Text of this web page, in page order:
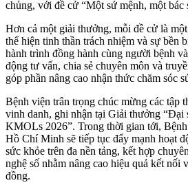
chủng, với đề cử “Một sứ mệnh, một bác
Hơn cả một giải thưởng, mỗi đề cử là
thể hiện tinh thần trách nhiệm và sự bền
hành trình đồng hành cùng người bệnh
động tư vấn, chia sẻ chuyên môn và
góp phần nâng cao nhận thức chăm sóc
Bệnh viện trân trọng chúc mừng các tập
vinh danh, ghi nhận tại Giải thưởng “Đại
KMOLs 2026”. Trong thời gian tới,
Hồ Chí Minh sẽ tiếp tục đẩy mạnh hoạt
sức khỏe trên đa nền tảng, kết hợp
nghệ số nhằm nâng cao hiệu quả kết nối
đồng.